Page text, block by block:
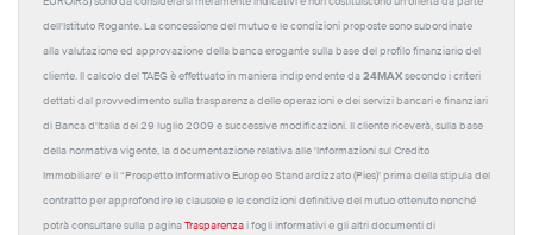
dell'Istituto Rogante. La concessione del mutuo e le condizioni proposte sono subordinate
alla valutazione ed approvazione della banca erogante sulla base del profilo finanziario del
cliente. Il calcolo del TAEG è effettuato in maniera indipendente da 24MAX secondo i criteri
dettati dal provvedimento sulla trasparenza delle operazioni e dei servizi bancari e finanziari
di Banca d'Italia del 29 luglio 2009 e successive modificazioni. Il cliente riceverà, sulla base
della normativa vigente, la documentazione relativa alle 'Informazioni sul Credito
Immobiliare' e il “Prospetto Informativo Europeo Standardizzato (Pies)' prima della stipula del
contratto per approfondire le clausole e le condizioni definitive del mutuo ottenuto nonché
potrà consultare sulla pagina Trasparenza i fogli informativi e gli altri documenti di